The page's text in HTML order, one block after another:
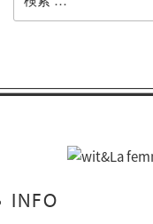
索:
INFO